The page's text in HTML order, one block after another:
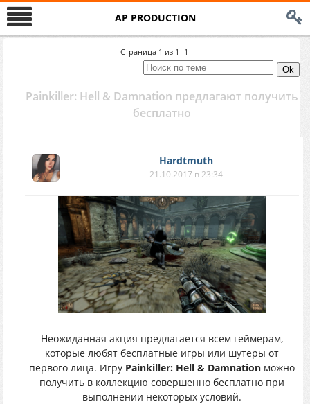
AP PRODUCTION
Страница 1 из 1 1
Painkiller: Hell & Damnation предлагают получить
бесплатно
Hardtmuth
21.10.2017 в 23:34
Неожиданная акция предлагается всем геймерам,
которые любят бесплатные игры или шутеры от
первого лица. Игру Painkiller: Hell & Damnation можно
получить в коллекцию совершенно бесплатно при
выполнении некоторых условий.